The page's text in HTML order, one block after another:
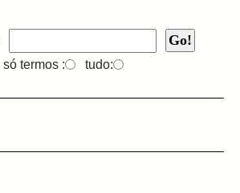
só termos : tudo: